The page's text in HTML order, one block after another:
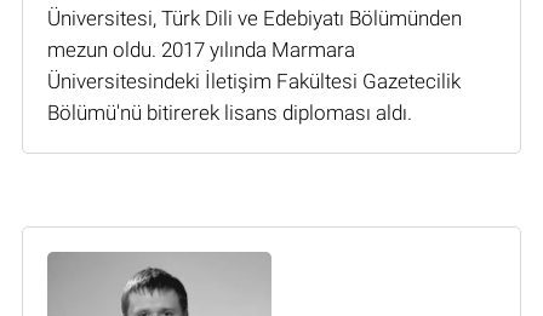
Üniversitesi, Türk Dili ve Edebiyatı Bölümünden
mezun oldu. 2017 yılında Marmara
Üniversitesindeki İletişim Fakültesi Gazetecilik
Bölümü'nü bitirerek lisans diploması aldı.